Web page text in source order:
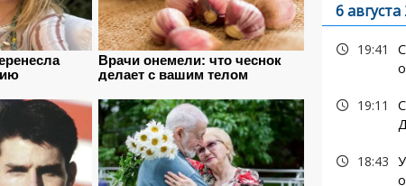
6
19:41
19:11
18:43